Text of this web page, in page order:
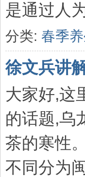
是通过人
分类: 春季
徐文兵讲
大家好,这
的话题,乌
茶的寒性
不同分为